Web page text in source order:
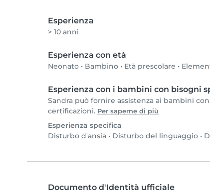
Esperienza
> 10 anni
Esperienza con età
Neonato • Bambino • Età prescolare •
Esperienza con i bambini con bisogni
Sandra può fornire assistenza ai bambini
certificazioni. Per saperne di più
Esperienza specifica
Disturbo d'ansia • Disturbo del linguaggio •
Documento d'Identità ufficiale